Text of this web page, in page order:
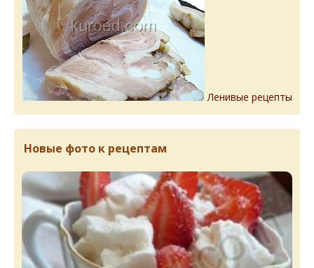
Ленивые рецепты
Новые фото к рецептам